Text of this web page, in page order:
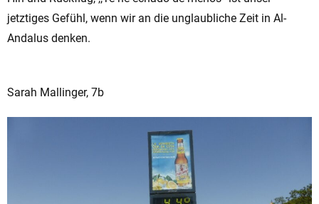
jetztiges Gefühl, wenn wir an die unglaubliche Zeit in Al-
Andalus denken.
Sarah Mallinger, 7b